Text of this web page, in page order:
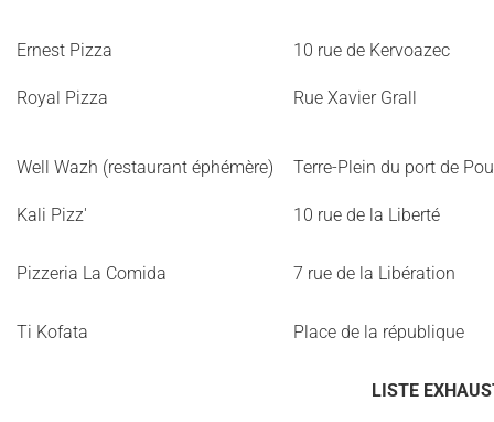
Ernest Pizza 10 rue de Kervoazec
Royal Pizza Rue Xavier Grall
Well Wazh (restaurant éphémère) Terre-Plein du port de
Kali Pizz' 10 rue de la Liberté
Pizzeria La Comida 7 rue de la Libération
Ti Kofata Place de la république
LISTE